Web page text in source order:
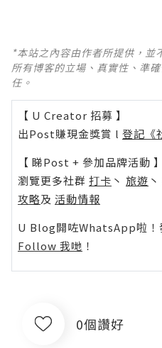
*本站之內容由作者所提供，並
所有博客的立場、真實性、準
任。
【 U Creator 招募 】
出Post賺現金獎賞 l 登記《
【 睇Post + 參加品牌活動 】
瀏覽更多社群 打卡 丶 旅遊 丶
攻略及 活動情報
U Blog開咗WhatsApp啦！
Follow 我哋 ！
0個讚好